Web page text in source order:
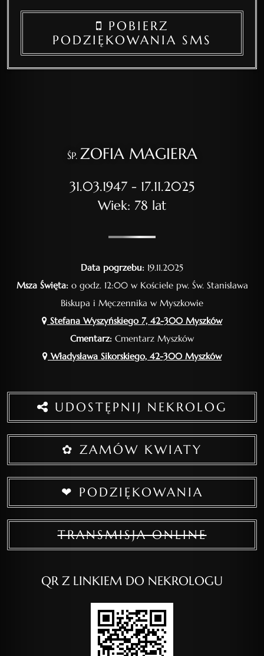
POBIERZ
PODZIĘKOWANIA SMS
ŚP. ZOFIA MAGIERA
31.03.1947 - 17.11.2025
Wiek: 78 lat
Data pogrzebu: 19.11.2025
Msza Święta:o godz. 12:00 w Kościele pw. Św. Stanisława
Biskupa i Męczennika w Myszkowie
Stefana Wyszyńskiego 7, 42-300 Myszków
Cmentarz: Cmentarz Myszków
Władysława Sikorskiego, 42-300 Myszków
UDOSTĘPNIJ NEKROLOG
✿ ZAMÓW KWIATY
❤ PODZIĘKOWANIA
TRANSMISJA ONLINE
QR Z LINKIEM DO NEKROLOGU